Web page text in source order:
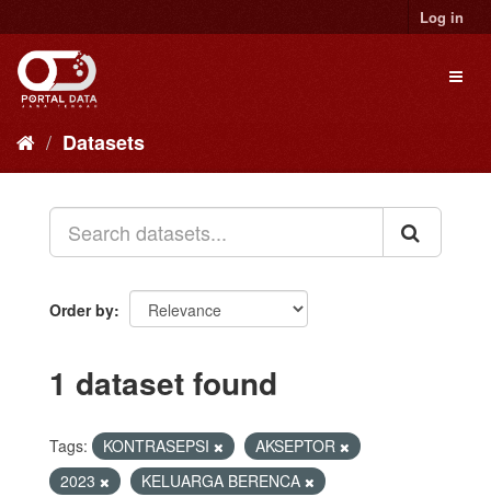
to
content
Log in
Datasets
Order by
1 dataset found
Tags: KONTRASEPSI
AKSEPTOR
2023
KELUARGA BERENCA